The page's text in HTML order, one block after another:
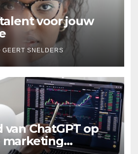
voor jouw
GEERT SNELDERS
van ChatGPT op
marketing